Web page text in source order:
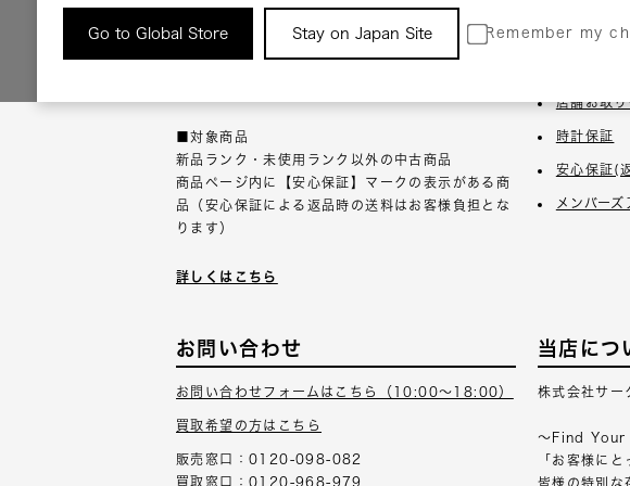
Go to Global Store Stay on Japan Site Remember my
返品について
■対象商品
新品ランク・未使用ランク以外の中古商品
商品ページ内に【安心保証】マークの表示がある商
品（安心保証による返品時の送料はお客様負担とな
ります）
詳しくはこちら
サービス
店舗お取
時計保証
安心保証(
メンバーズ
お問い合わせ
お問い合わせフォームはこちら（10:00～18:00）
買取希望の方はこちら
販売窓口：0120-098-082
買取窓口：0120-968-979
当店につ
株式会社サー
～Find
「お客様に
皆様の特別な